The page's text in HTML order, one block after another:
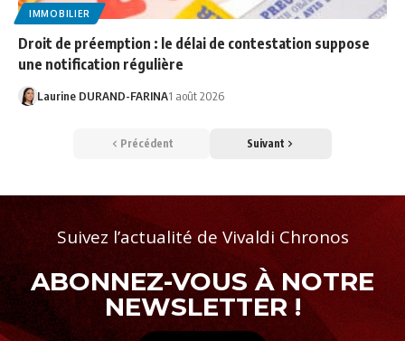
IMMOBILIER
Droit de préemption : le délai de contestation suppose
une notification régulière
Laurine DURAND-FARINA1 août 2026
Précédent Suivant
Suivez l’actualité de Vivaldi Chronos
ABONNEZ-VOUS À NOTRE
NEWSLETTER !